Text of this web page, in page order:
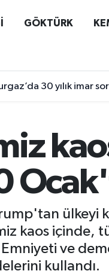
GÖKTÜRK
30 yılık imar
ülkeyi
kaos içinde,
ve
kullandı.